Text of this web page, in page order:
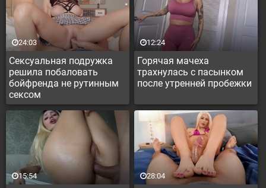
Сексуальная подружка
решила побаловать
бойфренда не рутинным
сексом
24:03
Горячая мачеха
трахнулась с пасынком
после утренней пробежки
12:24
15:54 28:04